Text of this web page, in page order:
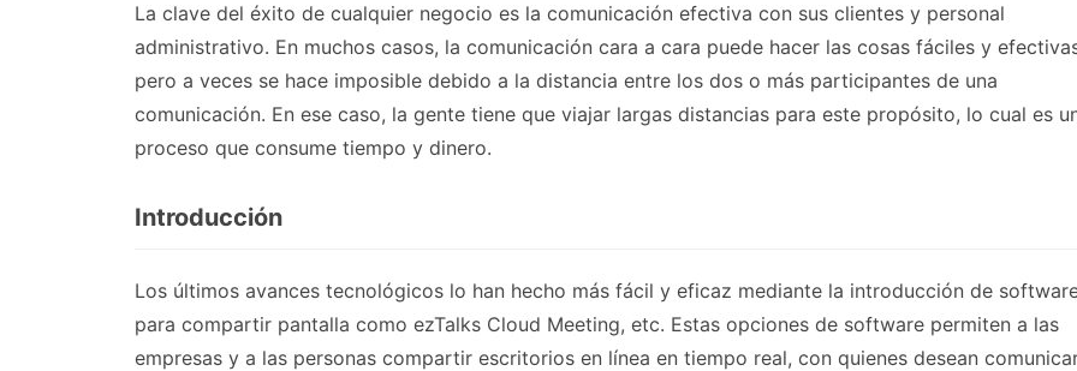
La clave del éxito de cualquier negocio es la comunicación efectiva con sus clientes y personal
administrativo. En muchos casos, la comunicación cara a cara puede hacer las cosas fáciles y
pero a veces se hace imposible debido a la distancia entre los dos o más participantes de una
comunicación. En ese caso, la gente tiene que viajar largas distancias para este propósito, lo cual es
proceso que consume tiempo y dinero.
Introducción
Los últimos avances tecnológicos lo han hecho más fácil y eficaz mediante la introducción de
para compartir pantalla como ezTalks Cloud Meeting, etc. Estas opciones de software permiten a las
empresas y a las personas compartir escritorios en línea en tiempo real, con quienes desean